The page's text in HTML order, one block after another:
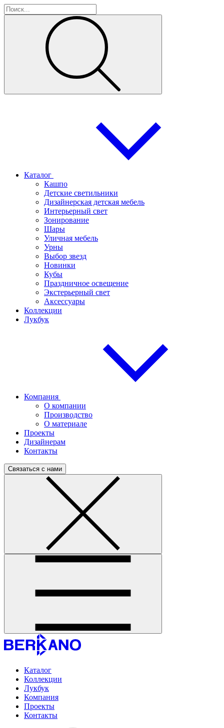
Каталог
Кашпо
Детские светильники
Дизайнерская детская мебель
Интерьерный свет
Зонирование
Шары
Уличная мебель
Урны
Выбор звезд
Новинки
Кубы
Праздничное освещение
Экстерьерный свет
Аксессуары
Коллекции
Лукбук
Компания
О компании
Производство
О материале
Проекты
Дизайнерам
Контакты
Связаться с нами
Каталог
Коллекции
Лукбук
Компания
Проекты
Контакты